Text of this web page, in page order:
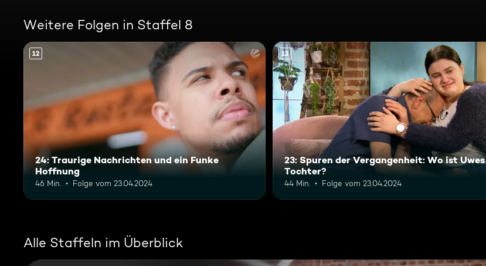
Weitere Folgen in Staffel 8
12
24: Traurige Nachrichten und ein Funke
Hoffnung
46 Min. Folge vom 23.04.2024
12
23: Spuren der Vergangenheit: Wo ist Uwes
Tochter?
44 Min. Folge vom 23.04.2024
Alle Staffeln im Überblick